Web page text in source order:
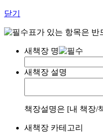
닫기
표가 있는 항목은 반
새책장 명
새책장 설명
책장설명은 [내 책장/
새책장 카테고리